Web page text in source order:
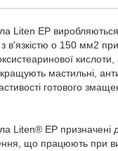
Liten EP
з в'язкістю o 150 мм2
мастильні,
готового
Liten® EP
що працюють при